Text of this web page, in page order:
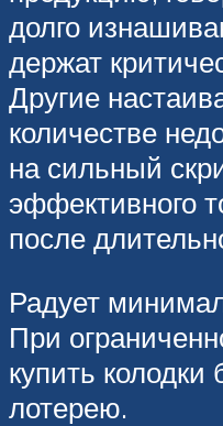
долго
держат
Другие
количестве
на сильный
эффективного
после
Радует
При
купить колодки
лотерею.